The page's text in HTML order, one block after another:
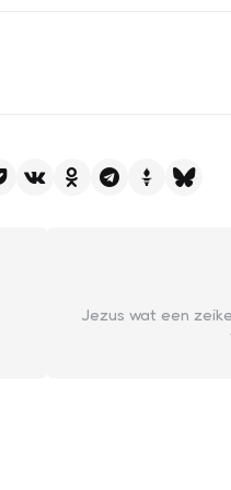
Jezus wat een